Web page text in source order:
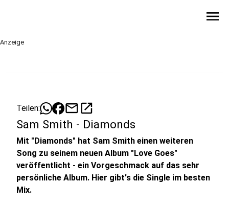
menu
Anzeige
Teilen: mailopen_in_new
Sam Smith - Diamonds
Mit "Diamonds" hat Sam Smith einen weiteren
Song zu seinem neuen Album "Love Goes"
veröffentlicht - ein Vorgeschmack auf das sehr
persönliche Album. Hier gibt's die Single im besten
Mix.